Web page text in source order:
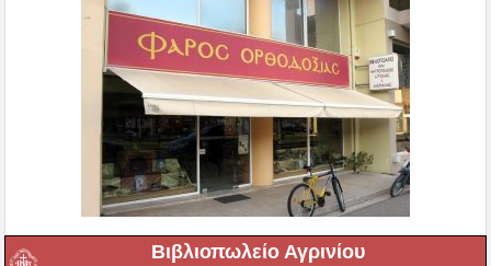
Βιβλιοπωλείο Αγρινίου